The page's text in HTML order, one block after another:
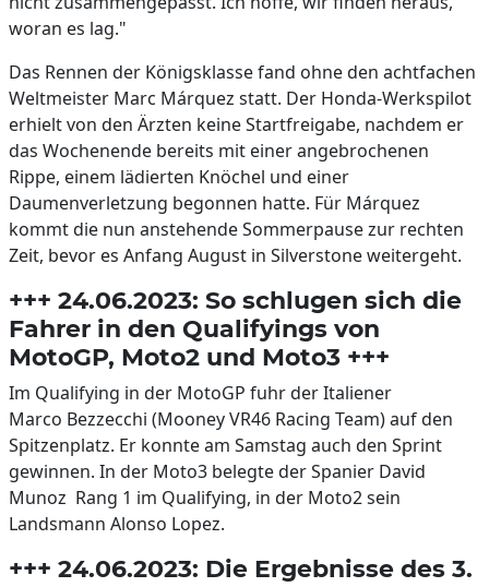
woran es lag."
Das Rennen der Königsklasse fand ohne den achtfachen
Weltmeister Marc Márquez statt. Der Honda-Werkspilot
erhielt von den Ärzten keine Startfreigabe, nachdem er
das Wochenende bereits mit einer angebrochenen
Rippe, einem lädierten Knöchel und einer
Daumenverletzung begonnen hatte. Für Márquez
kommt die nun anstehende Sommerpause zur rechten
Zeit, bevor es Anfang August in Silverstone weitergeht.
+++ 24.06.2023: So schlugen sich die
Fahrer in den Qualifyings von
MotoGP, Moto2 und Moto3 +++
Im Qualifying in der MotoGP fuhr der Italiener
Marco Bezzecchi (Mooney VR46 Racing Team) auf den
Spitzenplatz. Er konnte am Samstag auch den Sprint
gewinnen. In der Moto3 belegte der Spanier David
Munoz Rang 1 im Qualifying, in der Moto2 sein
Landsmann Alonso Lopez.
+++ 24.06.2023: Die Ergebnisse des 3.